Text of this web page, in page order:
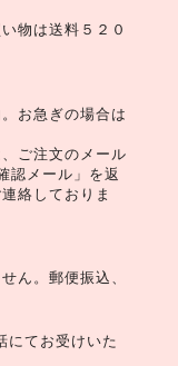
物は送料５２０
お急ぎの場合は
ご注文のメール
認メール」を返
絡しておりま
ん。郵便振込、
にてお受けいた